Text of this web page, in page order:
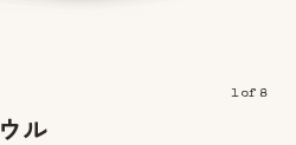
1of 8
ル